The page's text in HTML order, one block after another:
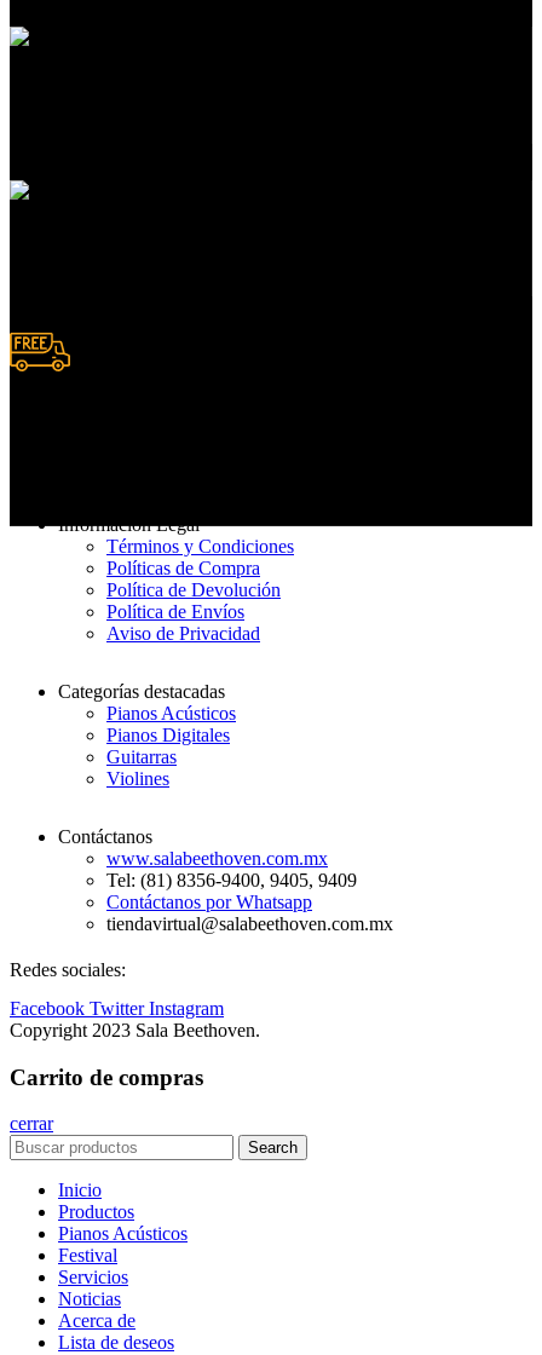
Información Legal
Términos y Condiciones
Políticas de Compra
Política de Devolución
Política de Envíos
Aviso de Privacidad
Categorías destacadas
Pianos Acústicos
Pianos Digitales
Guitarras
Violines
Contáctanos
www.salabeethoven.com.mx
Tel: (81) 8356-9400, 9405, 9409
Contáctanos por Whatsapp
tiendavirtual@salabeethoven.com.mx
Redes sociales:
Facebook Twitter Instagram
Copyright 2023 Sala Beethoven.
Carrito de compras
cerrar
Search
Inicio
Productos
Pianos Acústicos
Festival
Servicios
Noticias
Acerca de
Lista de deseos